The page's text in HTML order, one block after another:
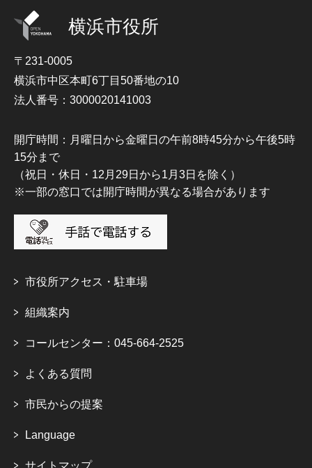
横浜市役所
〒231-0005
横浜市中区本町6丁目50番地の10
法人番号：3000020141003
開庁時間：月曜日から金曜日の午前8時45分から午後5時
15分まで
（祝日・休日・12月29日から1月3日を除く）
※一部の窓口では開庁時間が異なる場合があります
市役所アクセス・駐車場
組織案内
コールセンター：045-664-2525
よくある質問
市民からの提案
Language